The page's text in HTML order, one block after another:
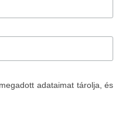
adataimat tárolja, és